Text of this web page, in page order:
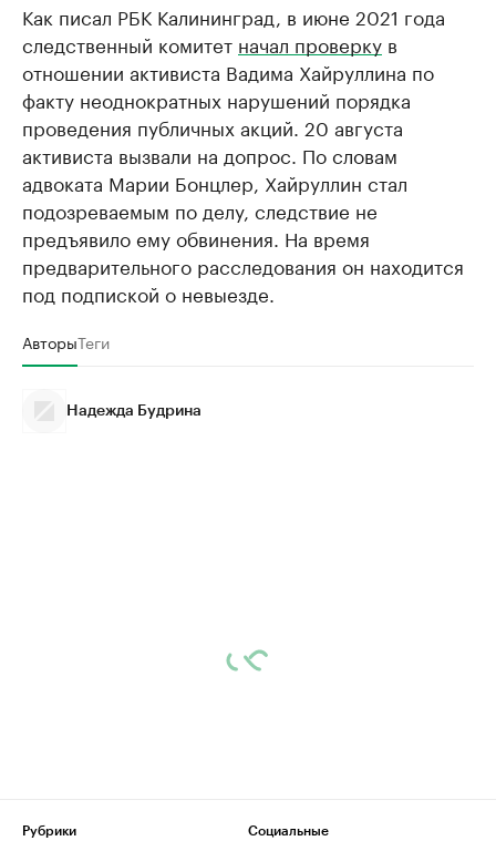
Как писал РБК Калининград, в июне 2021 года
следственный комитет начал проверку в
отношении активиста Вадима Хайруллина по
факту неоднократных нарушений порядка
проведения публичных акций. 20 августа
активиста вызвали на допрос. По словам
адвоката Марии Бонцлер, Хайруллин стал
подозреваемым по делу, следствие не
предъявило ему обвинения. На время
предварительного расследования он находится
под подпиской о невыезде.
АвторыТеги
Надежда Будрина
Рубрики
Социальные